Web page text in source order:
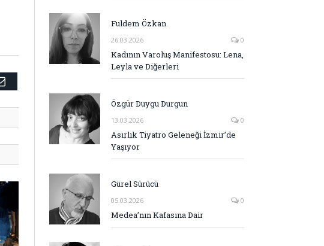
E-
Fuldem Özkan
26.03.2026 0
Kadının Varoluş Manifestosu: Lena,
Leyla ve Diğerleri
Özgür Duygu Durgun
13.03.2026 0
Asırlık Tiyatro Geleneği İzmir’de
Yaşıyor
Gürel Sürücü
05.03.2026 0
Medea’nın Kafasına Dair